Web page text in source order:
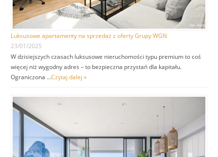
Luksusowe apartamenty na sprzedaż z oferty Grupy WGN
23/01/2025
W dzisiejszych czasach luksusowe nieruchomości typu premium to coś
więcej niż wygodny adres – to bezpieczna przystań dla kapitału.
Ograniczona …Czytaj dalej »